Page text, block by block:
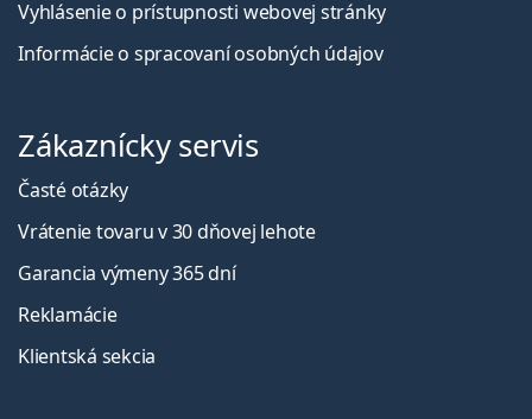
Vyhlásenie o prístupnosti webovej stránky
Informácie o spracovaní osobných údajov
Zákaznícky servis
Časté otázky
Vrátenie tovaru v 30 dňovej lehote
Garancia výmeny 365 dní
Reklamácie
Klientská sekcia